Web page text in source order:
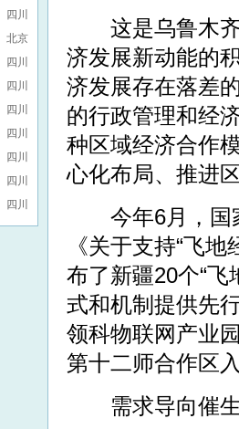
四川
北京
四川
四川
四川
四川
四川
四川
四川
这是乌鲁木齐
济发展新动能的
济发展存在落差
的行政管理和经
种区域经济合作
心化布局、推进
今年6月，国家
《关于支持“飞
布了新疆20个“
式和机制提供先
领科物联网产业
第十二师合作区
需求导向催生